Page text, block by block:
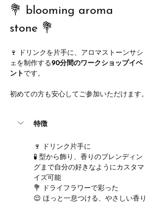
💐 blooming aroma
stone 💐
🍷 ドリンクを片手に、アロマストーンサシ
ェを制作する90分間のワークショップイベ
ント です。
初めての方も安心してご参加いただけます。
特徴
🍷 ドリンク片手に
🧪 型から飾り、香りのブレンディン
グまで自分の好きなようにカスタマ
イズ可能
💐 ドライフラワーで彩った
😌 ほっと一息つける、やさしい香り